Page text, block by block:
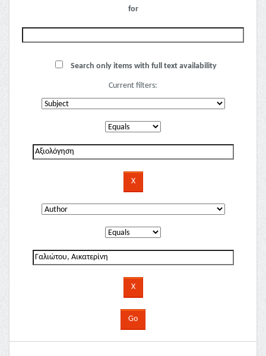
for
Search only items with full text availability
Current filters: